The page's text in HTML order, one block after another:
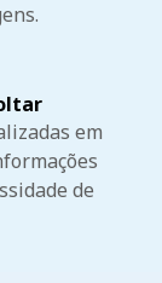
em
de